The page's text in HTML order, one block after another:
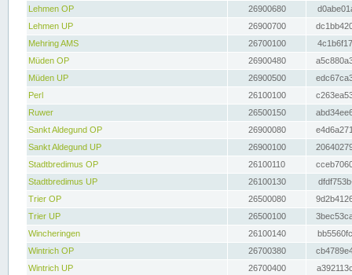
Lehmen OP
26900680
Lehmen UP
26900700
Mehring AMS
26700100
Müden OP
26900480
Müden UP
26900500
Perl
26100100
Ruwer
26500150
Sankt Aldegund OP
26900080
Sankt Aldegund UP
26900100
Stadtbredimus OP
26100110
Stadtbredimus UP
26100130
Trier OP
26500080
Trier UP
26500100
Wincheringen
26100140
Wintrich OP
26700380
Wintrich UP
26700400